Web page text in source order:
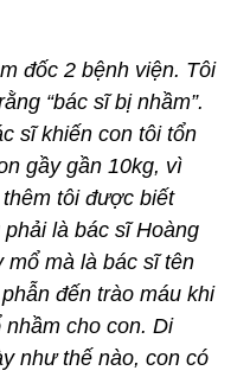
đốc 2 bệnh viện. Tôi
“bác sĩ bị nhầm”.
sĩ khiến con tôi tổn
gầy gần 10kg, vì
tôi được biết
là bác sĩ Hoàng
mổ mà là bác sĩ tên
đến trào máu khi
cho con. Di
như thế nào, con có